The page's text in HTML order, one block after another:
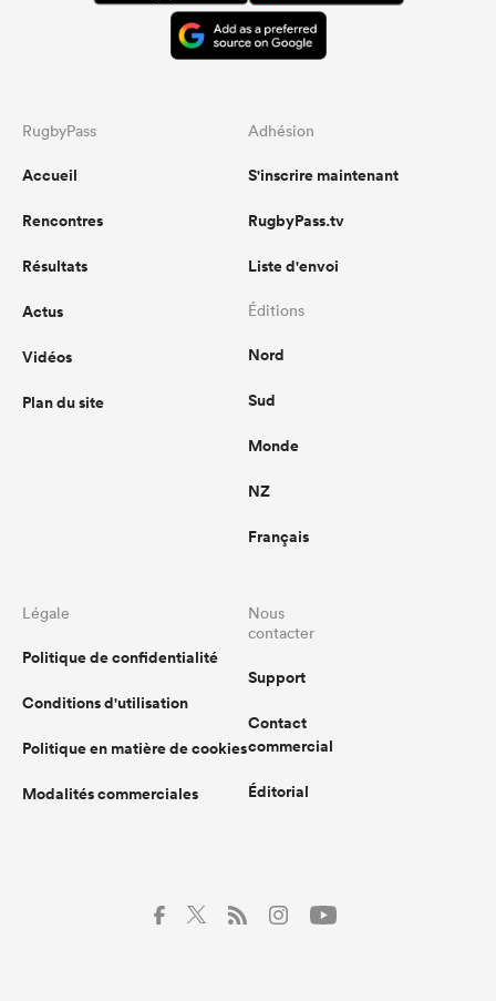
RugbyPass
Accueil
Rencontres
Résultats
Actus
Vidéos
Plan du site
Adhésion
S'inscrire maintenant
RugbyPass.tv
Liste d'envoi
Éditions
Nord
Sud
Monde
NZ
Français
Légale
Politique de confidentialité
Conditions d'utilisation
Politique en matière de cookies
Modalités commerciales
Nous
contacter
Support
Contact
commercial
Éditorial